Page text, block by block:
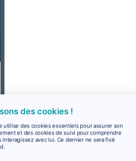
des cookies !
utilise des cookies essentiels pour assurer son
et des cookies de suivi pour comprendre
interagissez avec lui. Ce dernier ne sera fixé